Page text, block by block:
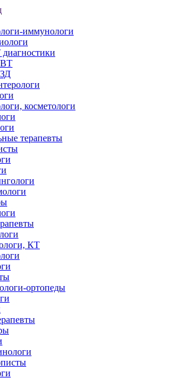
иммунологи
косметологи
терапевты
КТ
ортопеды